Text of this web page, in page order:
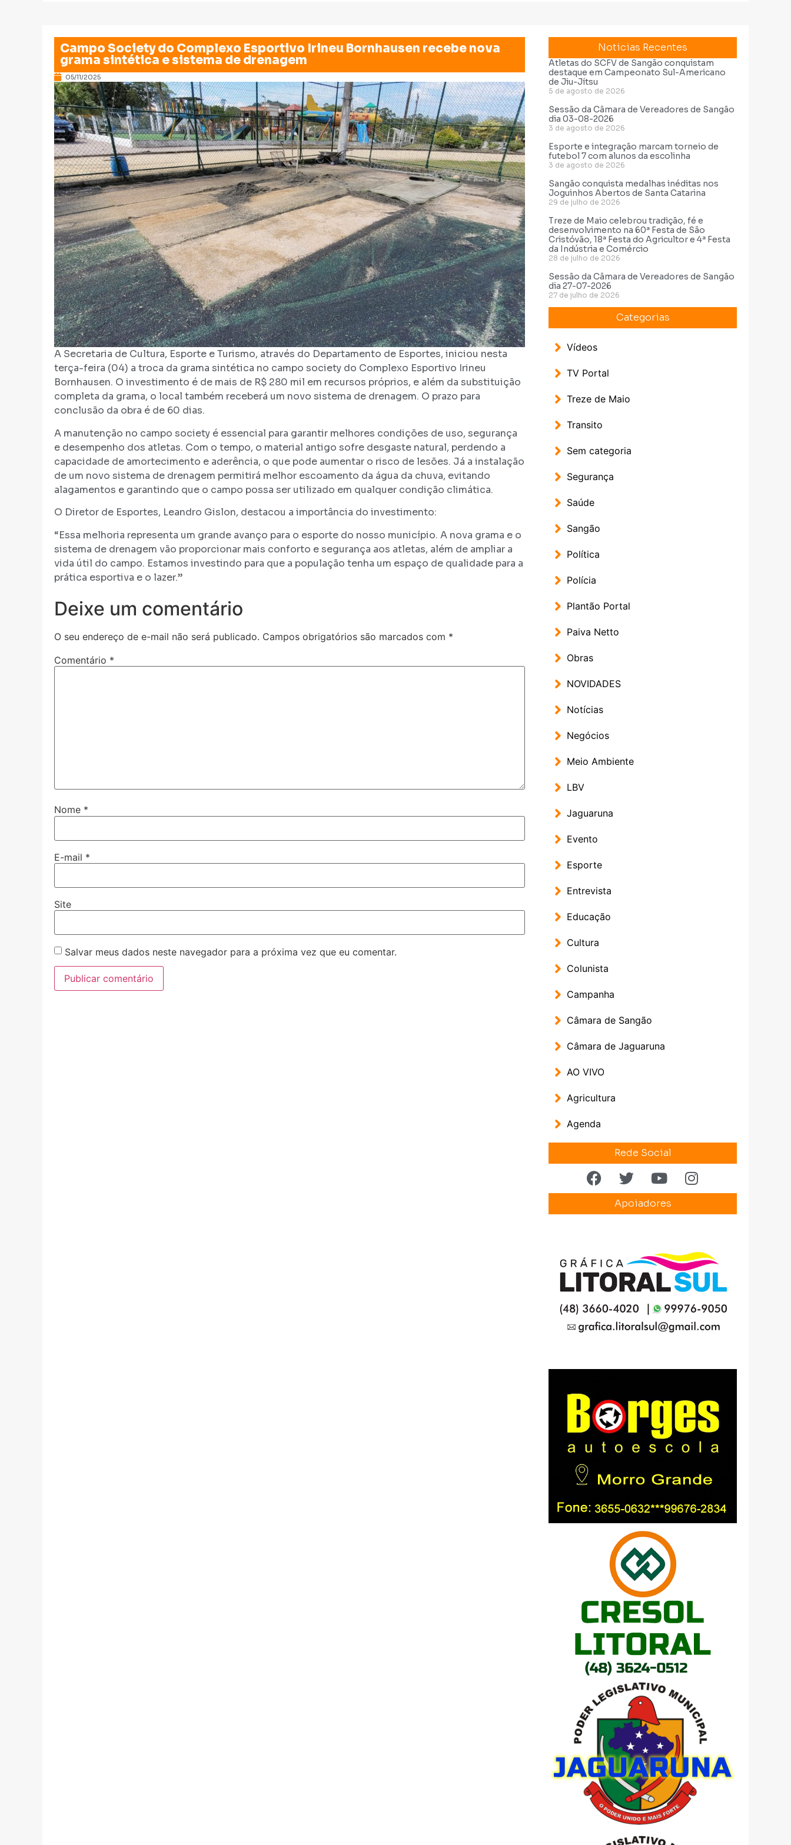
Campo Society do Complexo Esportivo Irineu Bornhausen recebe nova
grama sintética e sistema de drenagem
05/11/2025
A Secretaria de Cultura, Esporte e Turismo, através do Departamento de Esportes, iniciou nesta
terça-feira (04) a troca da grama sintética no campo society do Complexo Esportivo Irineu
Bornhausen. O investimento é de mais de R$ 280 mil em recursos próprios, e além da substituição
completa da grama, o local também receberá um novo sistema de drenagem. O prazo para
conclusão da obra é de 60 dias.
A manutenção no campo society é essencial para garantir melhores condições de uso, segurança
e desempenho dos atletas. Com o tempo, o material antigo sofre desgaste natural, perdendo a
capacidade de amortecimento e aderência, o que pode aumentar o risco de lesões. Já a instalação
de um novo sistema de drenagem permitirá melhor escoamento da água da chuva, evitando
alagamentos e garantindo que o campo possa ser utilizado em qualquer condição climática.
O Diretor de Esportes, Leandro Gislon, destacou a importância do investimento:
“Essa melhoria representa um grande avanço para o esporte do nosso município. A nova grama e o
sistema de drenagem vão proporcionar mais conforto e segurança aos atletas, além de ampliar a
vida útil do campo. Estamos investindo para que a população tenha um espaço de qualidade para a
prática esportiva e o lazer.”
Deixe um comentário
O seu endereço de e-mail não será publicado. Campos obrigatórios são marcados com *
Comentário *
Nome *
E-mail *
Site
Salvar meus dados neste navegador para a próxima vez que eu comentar.
Noticias Recentes
Atletas do SCFV de Sangão conquistam
destaque em Campeonato Sul-Americano
de Jiu-Jítsu
5 de agosto de 2026
Sessão da Câmara de Vereadores de Sangão
dia 03-08-2026
3 de agosto de 2026
Esporte e integração marcam torneio de
futebol 7 com alunos da escolinha
3 de agosto de 2026
Sangão conquista medalhas inéditas nos
Joguinhos Abertos de Santa Catarina
29 de julho de 2026
Treze de Maio celebrou tradição, fé e
desenvolvimento na 60ª Festa de São
Cristóvão, 18ª Festa do Agricultor e 4ª Festa
da Indústria e Comércio
28 de julho de 2026
Sessão da Câmara de Vereadores de Sangão
dia 27-07-2026
27 de julho de 2026
Categorias
Vídeos
TV Portal
Treze de Maio
Transito
Sem categoria
Segurança
Saúde
Sangão
Política
Polícia
Plantão Portal
Paiva Netto
Obras
NOVIDADES
Notícias
Negócios
Meio Ambiente
LBV
Jaguaruna
Evento
Esporte
Entrevista
Educação
Cultura
Colunista
Campanha
Câmara de Sangão
Câmara de Jaguaruna
AO VIVO
Agricultura
Agenda
Rede Social
Apoiadores